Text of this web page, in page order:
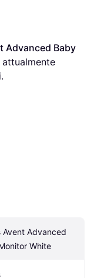
Advanced Baby
attualmente
Avent Advanced
White